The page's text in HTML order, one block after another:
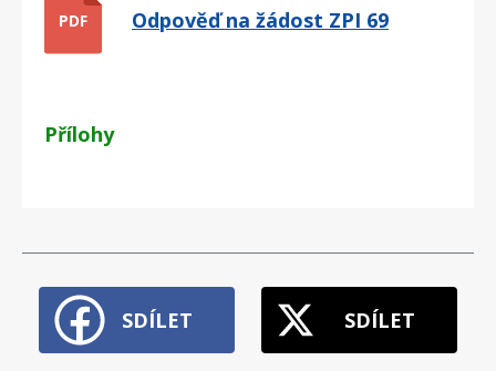
PDF Odpověď na žádost ZPI 69
Přílohy
SDÍLET SDÍLET